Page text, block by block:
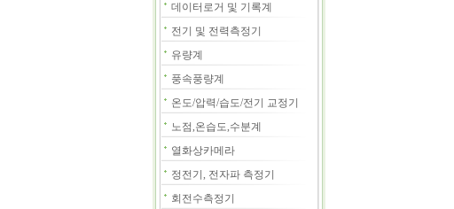
데이터로거 및 기록계
전기 및 전력측정기
유량계
풍속풍량계
온도/압력/습도/전기 교정기
노점,온습도,수분계
열화상카메라
정전기, 전자파 측정기
회전수측정기